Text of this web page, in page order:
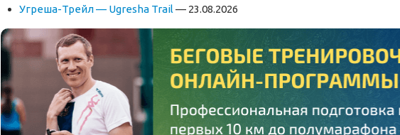
Угреша-Трейл — Ugresha Trail — 23.08.2026